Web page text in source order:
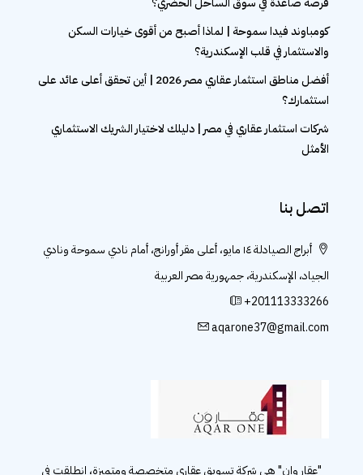
كومباوند فيدا سموحة | لماذا أصبح من أقوى خيارات السكن
والاستثمار في قلب الإسكندرية؟
أفضل مناطق استثمار عقاري مصر 2026 | أين تحقق أعلى عائد على
استثمارك؟
شركات استثمار عقاري في مصر | دليلك لاختيار الشريك الاستثماري
الأمثل
اتصل بنا
أبراج الصيادلة ١٤ مايو، أعلى مقر أورانج، أمام نادي سموحة ونادي
الجياد، الإسكندرية، جمهورية مصر العربية
+201113333266
aqarone37@gmail.com
"عقار وان" هي شركة تسويق عقاري متخصصة ومتميزة، انطلقت في